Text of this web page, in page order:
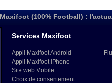
Maxifoot (100% Football) :
Services Maxifoot
Appli Maxifoot Android
Appli Maxifoot iPhone
Site web Mobile
Choix de consentement